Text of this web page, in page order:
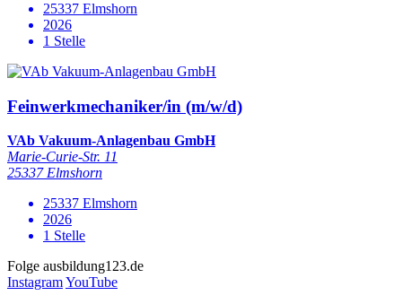
25337 Elmshorn
2026
1 Stelle
Feinwerkmechaniker/in (m/w/d)
VAb Vakuum-Anlagenbau GmbH
Marie-Curie-Str. 11
25337 Elmshorn
25337 Elmshorn
2026
1 Stelle
Folge ausbildung123.de
InstagramYouTube